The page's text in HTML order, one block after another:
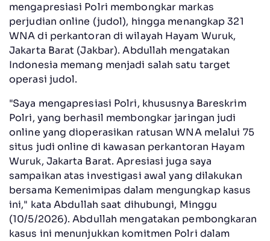
mengapresiasi Polri membongkar markas
perjudian online (judol), hingga menangkap 321
WNA di perkantoran di wilayah Hayam Wuruk,
Jakarta Barat (Jakbar). Abdullah mengatakan
Indonesia memang menjadi salah satu target
operasi judol.
"Saya mengapresiasi Polri, khususnya Bareskrim
Polri, yang berhasil membongkar jaringan judi
online yang dioperasikan ratusan WNA melalui 75
situs judi online di kawasan perkantoran Hayam
Wuruk, Jakarta Barat. Apresiasi juga saya
sampaikan atas investigasi awal yang dilakukan
bersama Kemenimipas dalam mengungkap kasus
ini," kata Abdullah saat dihubungi, Minggu
(10/5/2026). Abdullah mengatakan pembongkaran
kasus ini menunjukkan komitmen Polri dalam